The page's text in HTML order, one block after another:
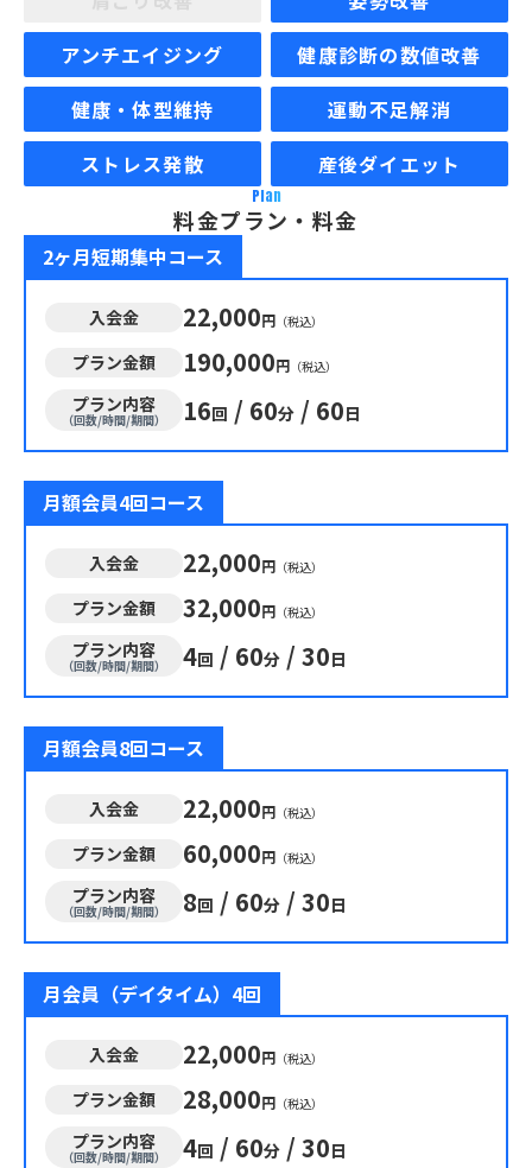
アンチエイジング
健康診断の数値改善
健康・体型維持
運動不足解消
ストレス発散
産後ダイエット
Plan
料金プラン・料金
2ヶ月短期集中コース
入会金 22,000円 （税込）
プラン金額 190,000円 （税込）
プラン内容
（回数/時間/期間） 16回 / 60分 / 60日
月額会員4回コース
入会金 22,000円 （税込）
プラン金額 32,000円 （税込）
プラン内容
（回数/時間/期間） 4回 / 60分 / 30日
月額会員8回コース
入会金 22,000円 （税込）
プラン金額 60,000円 （税込）
プラン内容
（回数/時間/期間） 8回 / 60分 / 30日
月会員（デイタイム）4回
入会金 22,000円 （税込）
プラン金額 28,000円 （税込）
プラン内容
（回数/時間/期間） 4回 / 60分 / 30日